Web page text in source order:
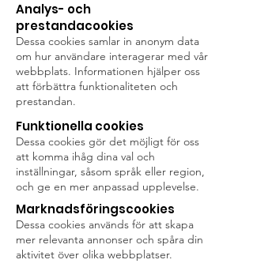
Analys- och
prestandacookies
Dessa cookies samlar in anonym data
om hur användare interagerar med vår
webbplats. Informationen hjälper oss
att förbättra funktionaliteten och
prestandan.
Funktionella cookies
Dessa cookies gör det möjligt för oss
att komma ihåg dina val och
inställningar, såsom språk eller region,
och ge en mer anpassad upplevelse.
Marknadsföringscookies
Dessa cookies används för att skapa
mer relevanta annonser och spåra din
aktivitet över olika webbplatser.